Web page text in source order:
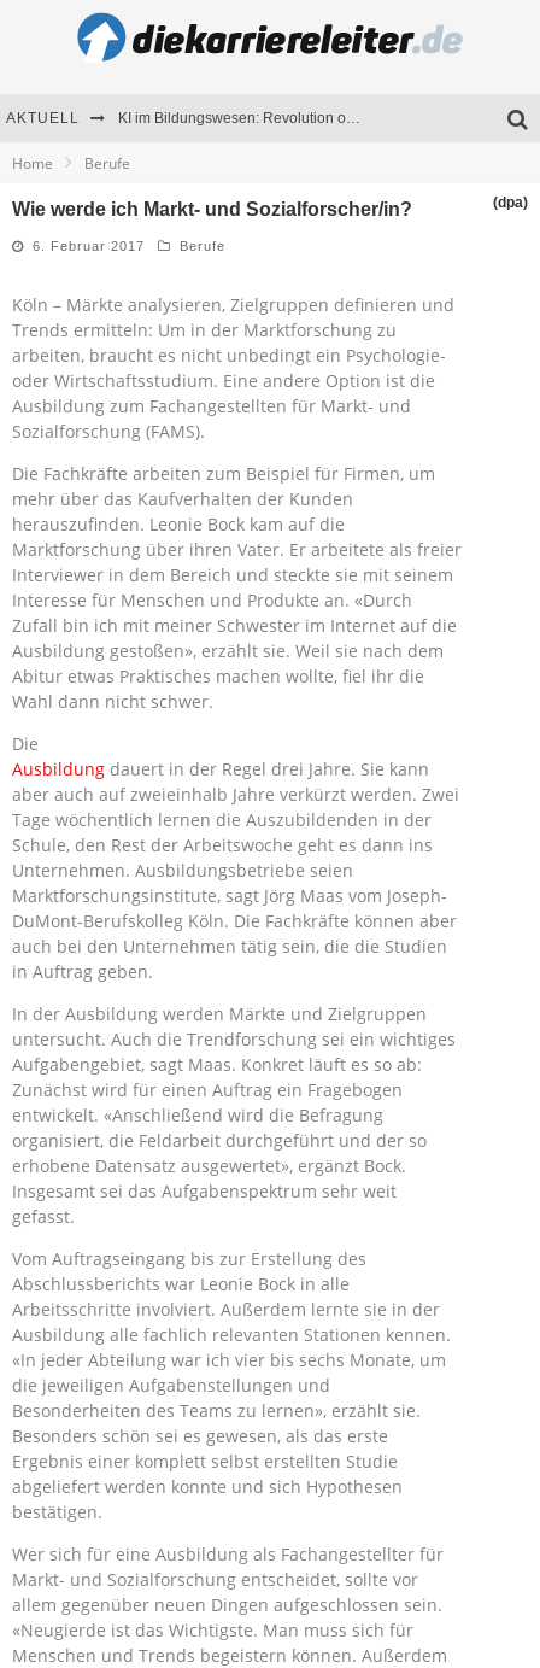
AKTUELL KI im Bildungswesen: Revolution oder Risiko für Schulen und Universitäten?
Seminare als Motivationsmotor – Wie Weiterbildung Mitarbeiter nachhaltig begeistert
Home Berufe
Wie werde ich Markt- und Sozialforscher/in? (dpa)
6. Februar 2017 Berufe
Köln – Märkte analysieren, Zielgruppen definieren und
Trends ermitteln: Um in der Marktforschung zu
arbeiten, braucht es nicht unbedingt ein Psychologie-
oder Wirtschaftsstudium. Eine andere Option ist die
Ausbildung zum Fachangestellten für Markt- und
Sozialforschung (FAMS).
Die Fachkräfte arbeiten zum Beispiel für Firmen, um
mehr über das Kaufverhalten der Kunden
herauszufinden. Leonie Bock kam auf die
Marktforschung über ihren Vater. Er arbeitete als freier
Interviewer in dem Bereich und steckte sie mit seinem
Interesse für Menschen und Produkte an. «Durch
Zufall bin ich mit meiner Schwester im Internet auf die
Ausbildung gestoßen», erzählt sie. Weil sie nach dem
Abitur etwas Praktisches machen wollte, fiel ihr die
Wahl dann nicht schwer.
Die
Ausbildung dauert in der Regel drei Jahre. Sie kann
aber auch auf zweieinhalb Jahre verkürzt werden. Zwei
Tage wöchentlich lernen die Auszubildenden in der
Schule, den Rest der Arbeitswoche geht es dann ins
Unternehmen. Ausbildungsbetriebe seien
Marktforschungsinstitute, sagt Jörg Maas vom Joseph-
DuMont-Berufskolleg Köln. Die Fachkräfte können aber
auch bei den Unternehmen tätig sein, die die Studien
in Auftrag geben.
In der Ausbildung werden Märkte und Zielgruppen
untersucht. Auch die Trendforschung sei ein wichtiges
Aufgabengebiet, sagt Maas. Konkret läuft es so ab:
Zunächst wird für einen Auftrag ein Fragebogen
entwickelt. «Anschließend wird die Befragung
organisiert, die Feldarbeit durchgeführt und der so
erhobene Datensatz ausgewertet», ergänzt Bock.
Insgesamt sei das Aufgabenspektrum sehr weit
gefasst.
Vom Auftragseingang bis zur Erstellung des
Abschlussberichts war Leonie Bock in alle
Arbeitsschritte involviert. Außerdem lernte sie in der
Ausbildung alle fachlich relevanten Stationen kennen.
«In jeder Abteilung war ich vier bis sechs Monate, um
die jeweiligen Aufgabenstellungen und
Besonderheiten des Teams zu lernen», erzählt sie.
Besonders schön sei es gewesen, als das erste
Ergebnis einer komplett selbst erstellten Studie
abgeliefert werden konnte und sich Hypothesen
bestätigen.
Wer sich für eine Ausbildung als Fachangestellter für
Markt- und Sozialforschung entscheidet, sollte vor
allem gegenüber neuen Dingen aufgeschlossen sein.
«Neugierde ist das Wichtigste. Man muss sich für
Menschen und Trends begeistern können. Außerdem